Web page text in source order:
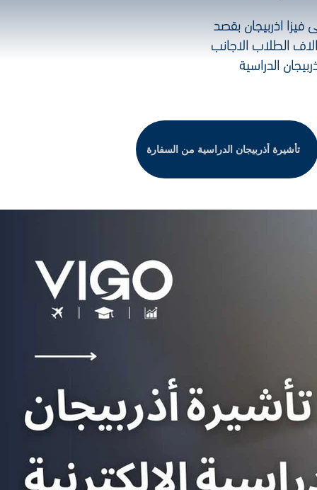
على فيزا اذربيجان بقصد
الطلاب الاجانب
الدراسية
تأشيرة أذربيجان الدراسية من السفارة